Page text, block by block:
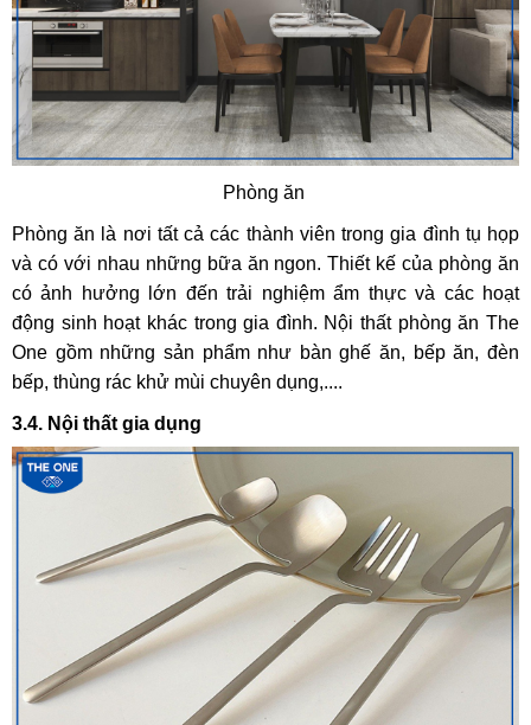
Phòng ăn
Phòng ăn là nơi tất cả các thành viên trong gia đình tụ họp
và có với nhau những bữa ăn ngon. Thiết kế của phòng ăn
có ảnh hưởng lớn đến trải nghiệm ẩm thực và các hoạt
động sinh hoạt khác trong gia đình. Nội thất phòng ăn The
One gồm những sản phẩm như bàn ghế ăn, bếp ăn, đèn
bếp, thùng rác khử mùi chuyên dụng,....
3.4. Nội thất gia dụng